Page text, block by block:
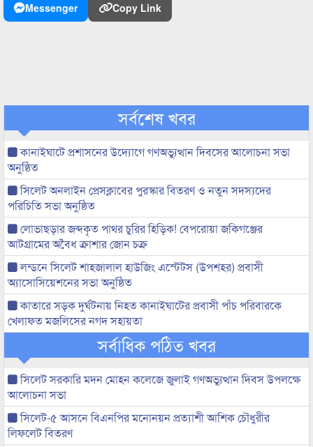
Messenger
Copy Link
সর্বশেষ খবর
কানাইঘাটে প্রশাসনের উদ্যোগে গণঅভ্যুত্থান দিবসের আলোচনা সভা
অনুষ্ঠিত
সিলেট অনলাইন প্রেসক্লাবের পুরস্কার বিতরণ ও নতুন সদস্যদের
পরিচিতি সভা অনুষ্ঠিত
লোভাছড়ার জব্দকৃত পাথর চুরির হিড়িক! বেপরোয়া জকিগঞ্জের
আটগ্রামের অবৈধ ক্রাশার জোন চক্র
লন্ডনে সিলেট শাহজালাল হাউজিং এস্টেটস (উপশহর) প্রবাসী
অ্যাসোসিয়েশনের সভা অনুষ্ঠিত
কাতারে সড়ক দুর্ঘটনায় নিহত কানাইঘাটের প্রবাসী পাঁচ পরিবারকে
খেলাফত মজলিসের নগদ সহায়তা
সর্বাধিক পঠিত খবর
সিলেট সরকারি মদন মোহন কলেজে জুলাই গণঅভ্যুত্থান দিবস উপলক্ষে
আলোচনা সভা
সিলেট-৫ আসনে বিএনপির মনোনয়ন প্রত্যাশী আশিক চৌধুরীর
লিফলেট বিতরণ